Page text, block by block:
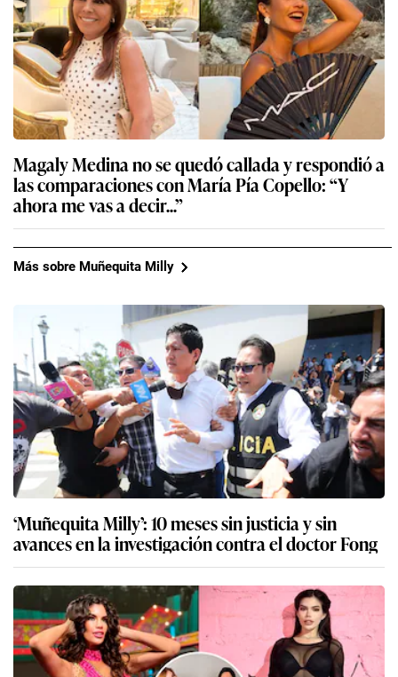
Magaly Medina no se quedó callada y respondió a
las comparaciones con María Pía Copello: “Y
ahora me vas a decir...”
Más sobre Muñequita Milly
‘Muñequita Milly’: 10 meses sin justicia y sin
avances en la investigación contra el doctor Fong